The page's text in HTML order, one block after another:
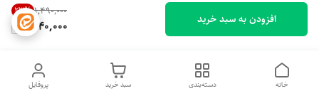
۱٬۴۹۰٬۰۰۰ 23%
1,140,000 افزودن به سبد خرید
پروفایل سبد خرید دسته‌بندی خانه